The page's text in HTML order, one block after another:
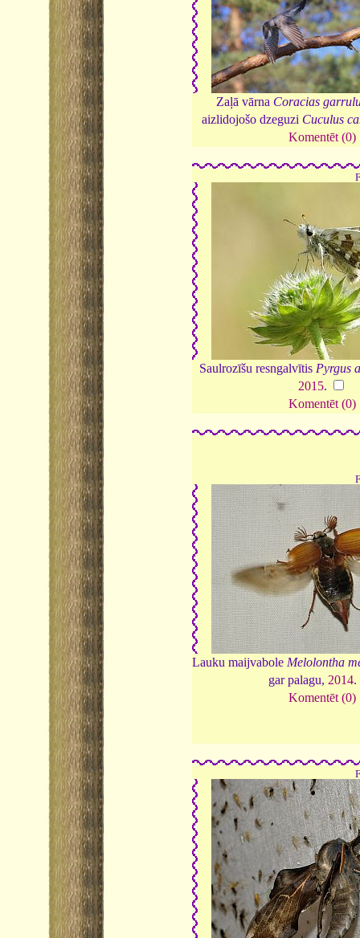
Zaļā vārna Coracias
aizlidojošo dzeguzi Cuculus
Komentēt (0)
Saulrozīšu resngalvītis Pyrgus
2015.
Komentēt (0)
Lauku maijvabole Melolontha
gar palagu, 2014.
Komentēt (0)